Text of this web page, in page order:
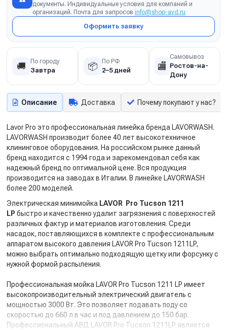
документы. Индивидуальные условия для компаний и
организаций. Почта для запросов info@shop-avd.ru
Оформить заявку
🚚 По городу
Завтра 📦 По РФ
2–5 дней 🏬
Самовывоз
Ростов-на-
Дону
Описание Доставка Почему покупают у нас?
Lavor Pro это профессиональная линейка бренда LAVORWASH.
LAVORWASH производит более 40 лет высокотехничное
клининговое оборудования. На российском рынке данный
бренд находится с 1994 года и зарекомендовал себя как
надежный бренд по оптимальной цене. Вся продукция
производится на заводах в Италии. В линейке LAVORWASH
более 200 моделей.
Электрическая минимойка LAVOR Pro Tucson 1211
LP быстро и качественно удалит загрязнения с поверхностей
различных фактур и материалов изготовления. Среди
насадок, поставляющихся в комплекте с профессиональным
аппаратом высокого давления LAVOR Pro Tucson 1211LP,
можно выбрать оптимально подходящую щетку или форсунку с
нужной формой распыления.
Профессиональная мойка LAVOR Pro Tucson 1211 LP имеет
высокопроизводительный электрический двигатель с
мощностью 3000 Вт. Это позволяет подавать поду со
скоростью до 660 л в час и под давлением до 150 бар.
Профессиональный АВД LAVOR Pro Tucson 1211LP является